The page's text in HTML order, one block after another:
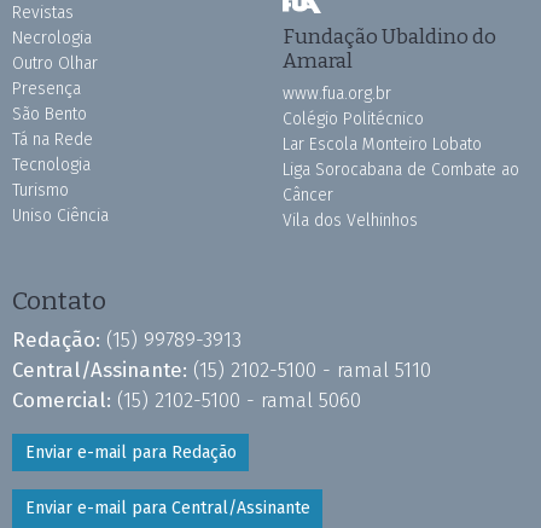
Revistas
Necrologia
Outro Olhar
Presença
São Bento
Tá na Rede
Tecnologia
Turismo
Uniso Ciência
Fundação Ubaldino do
Amaral
www.fua.org.br
Colégio Politécnico
Lar Escola Monteiro Lobato
Liga Sorocabana de Combate ao
Câncer
Vila dos Velhinhos
Contato
Redação: (15) 99789-3913
Central/Assinante: (15) 2102-5100 - ramal 5110
Comercial: (15) 2102-5100 - ramal 5060
Enviar e-mail para Redação
Enviar e-mail para Central/Assinante